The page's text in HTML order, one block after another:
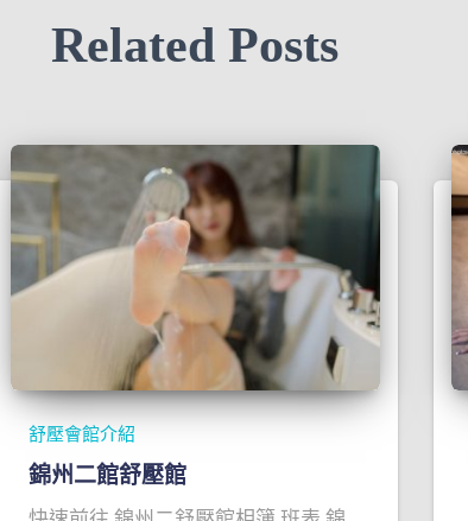
Related Posts
舒壓會館介紹
錦州二館舒壓館